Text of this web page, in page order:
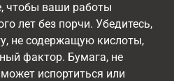
чтобы ваши работы
лет без порчи. Убедитесь,
не содержащую кислоты,
фактор. Бумага, не
испортиться или